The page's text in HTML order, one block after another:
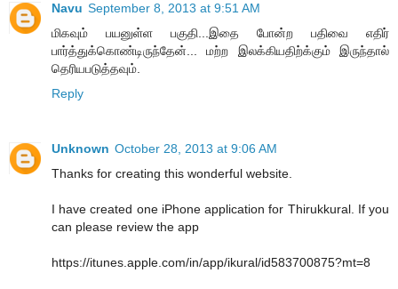
Navu September 8, 2013 at 9:51 AM
மிகவும் பயனுள்ள பகுதி...இதை போன்ற பதிவை எதிர்
பார்த்துக்கொண்டிருந்தேன்... மற்ற இலக்கியதிற்க்கும் இருந்தால்
தெரியபடுத்தவும்.
Reply
Unknown October 28, 2013 at 9:06 AM
Thanks for creating this wonderful website.
I have created one iPhone application for Thirukkural. If you
can please review the app
https://itunes.apple.com/in/app/ikural/id583700875?mt=8